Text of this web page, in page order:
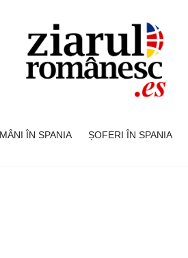
ÎN SPANIA ȘOFERI ÎN SPANIA